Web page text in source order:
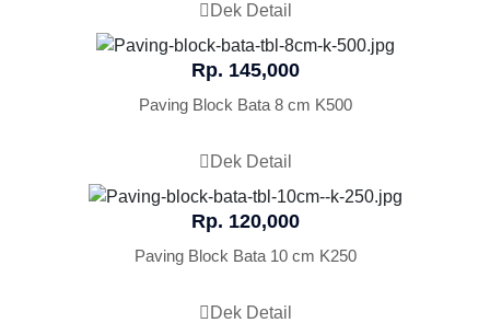
Dek Detail
Rp. 145,000
Paving Block Bata 8 cm K500
Dek Detail
Rp. 120,000
Paving Block Bata 10 cm K250
Dek Detail